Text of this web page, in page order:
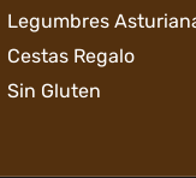
Legumbres
Cestas Regalo
Sin Gluten